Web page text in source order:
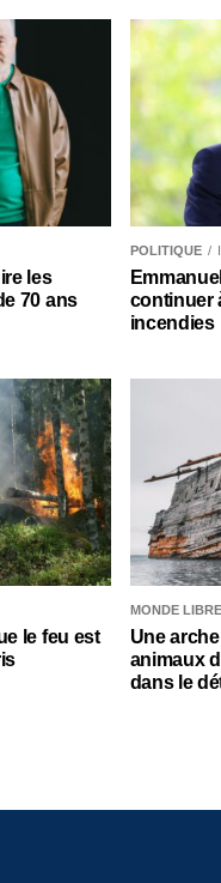
les
70 ans
POLITIQUE
continuer
incendies
le feu est
MONDE LIBRE
Une
animaux
dans le